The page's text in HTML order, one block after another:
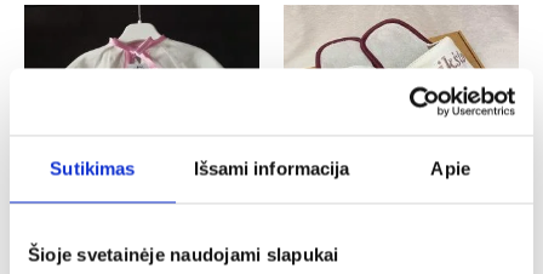
Sutikimas Išsami informacija Apie
Šioje svetainėje naudojami slapukai
Krikštynos Krikštynos